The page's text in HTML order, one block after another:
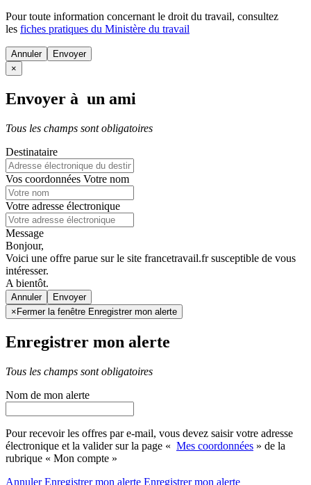
Pour toute information concernant le droit du travail, consultez
les fiches pratiques du Ministère du travail
Annuler
×
Envoyer à un ami
Tous les champs sont obligatoires
Destinataire
Vos coordonnées Votre nom
Votre adresse électronique
Message
Bonjour,
Voici une offre parue sur le site francetravail.fr susceptible de vous
intéresser.
A bientôt.
Annuler
× Fermer la fenêtre Enregistrer mon alerte
Enregistrer mon alerte
Tous les champs sont obligatoires
Nom de mon alerte
Pour recevoir les offres par e-mail, vous devez saisir votre adresse
électronique et la valider sur la page « Mes coordonnées » de la
rubrique « Mon compte »
AnnulerEnregistrer mon alerte Enregistrermon alerte